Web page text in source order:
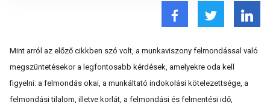
Mint arról az előző cikkben szó volt, a munkaviszony felmondással való
megszüntetésekor a legfontosabb kérdések, amelyekre oda kell
figyelni: a felmondás okai, a munkáltató indokolási kötelezettsége, a
felmondási tilalom, illetve korlát, a felmondási és felmentési idő,